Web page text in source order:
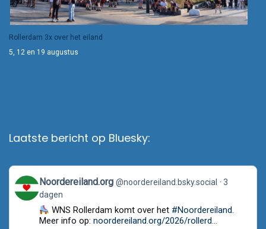
Rollerdam 3x over het eiland
5, 12 en 19 augustus
Laatste bericht op Bluesky:
View
post
by
Noordereiland.org
Bluesky
Noordereiland.org @noordereiland.bsky.social
3
dagen
WNS Rollerdam komt over het #Noordereiland.
Meer info op: noordereiland.org/2026/rollerd...